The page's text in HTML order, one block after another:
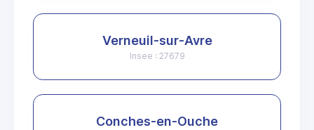
Verneuil-sur-Avre
Insee : 27679
Conches-en-Ouche